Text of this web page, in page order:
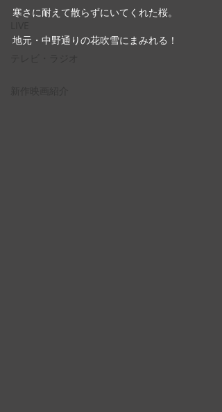
寒さに耐えて散らずにいてくれた桜。
地元・中野通りの花吹雪にまみれる！